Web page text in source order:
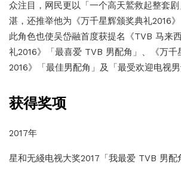
众注目，网民更以「一个高天鷲救起整套
湛，还推举他为《万千星辉颁奖典礼2016》
此角色也使吴岱融首度获提名《TVB 马来
礼2016》「最喜爱 TVB 男配角」、《万千
2016》「最佳男配角」及「最受欢迎电视男
获得奖项
2017年
星和无綫电视大奖2017「我最爱 TVB 男配